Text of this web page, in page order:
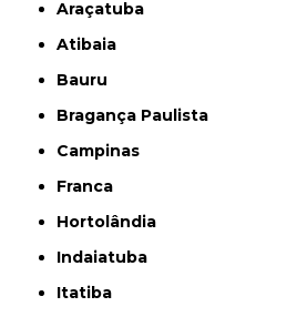
Araçatuba
Atibaia
Bauru
Bragança Paulista
Campinas
Franca
Hortolândia
Indaiatuba
Itatiba